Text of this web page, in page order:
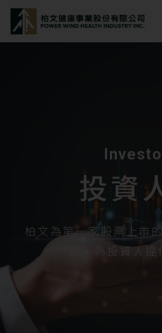
投資
柏文為第一家股票上市
訊，為投資人提